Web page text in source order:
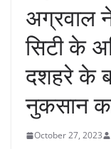
अग्रवाल
सिटी के
दशहरे के
नुकसान का
October 27, 2023